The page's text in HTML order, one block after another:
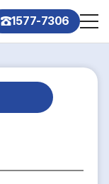
1577-7306